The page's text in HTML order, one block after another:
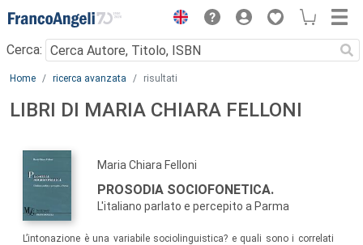
Menu
Cerca:
Main content
Home ricerca avanzata risultati
LIBRI DI MARIA CHIARA FELLONI
Maria Chiara Felloni
PROSODIA SOCIOFONETICA.
L'italiano parlato e percepito a Parma
L’intonazione è una variabile sociolinguistica? e quali sono i correlati